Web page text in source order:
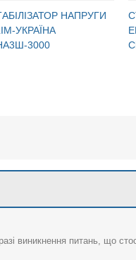
НАПРУГИ
УКРАЇНА
3000
виникнення питань, що